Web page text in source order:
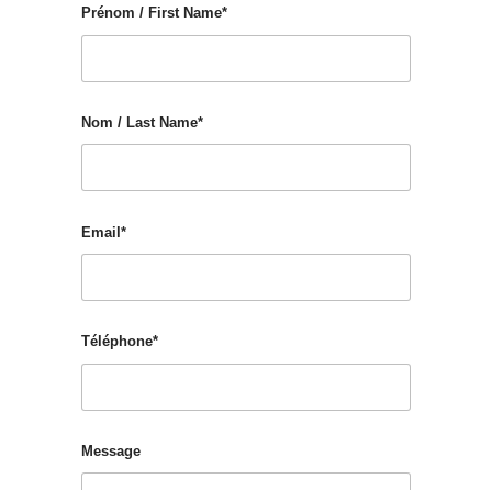
Prénom / First Name*
Nom / Last Name*
Email*
Téléphone*
Message